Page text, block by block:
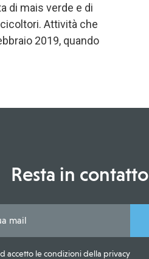
di mais verde e di
Attività che
2019, quando
Resta in contatto
accetto le condizioni della privacy